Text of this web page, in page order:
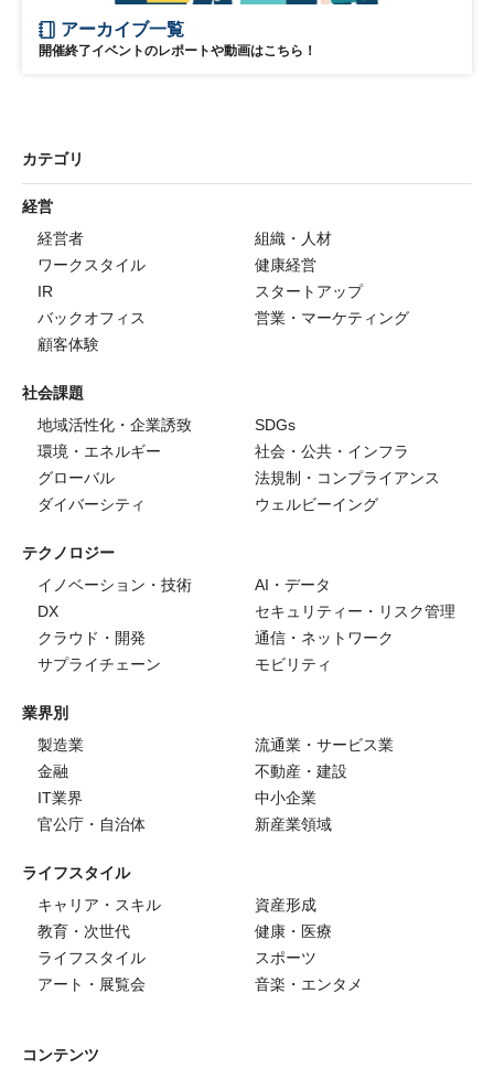
アーカイブ一覧
開催終了イベントのレポートや動画はこちら！
カテゴリ
経営
経営者
組織・人材
ワークスタイル
健康経営
IR
スタートアップ
バックオフィス
営業・マーケティング
顧客体験
社会課題
地域活性化・企業誘致
SDGs
環境・エネルギー
社会・公共・インフラ
グローバル
法規制・コンプライアンス
ダイバーシティ
ウェルビーイング
テクノロジー
イノベーション・技術
AI・データ
DX
セキュリティー・リスク管理
クラウド・開発
通信・ネットワーク
サプライチェーン
モビリティ
業界別
製造業
流通業・サービス業
金融
不動産・建設
IT業界
中小企業
官公庁・自治体
新産業領域
ライフスタイル
キャリア・スキル
資産形成
教育・次世代
健康・医療
ライフスタイル
スポーツ
アート・展覧会
音楽・エンタメ
コンテンツ